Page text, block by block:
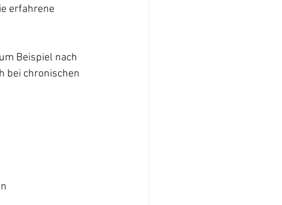
erfahrene
Beispiel nach
bei chronischen